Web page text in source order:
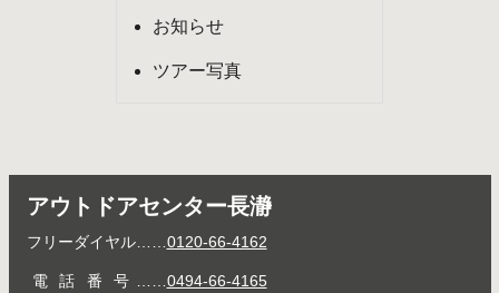
お知らせ
ツアー写真
アウトドアセンター長瀞
フリーダイヤル…… 0120-66-4162
電話番号 0494-66-4165